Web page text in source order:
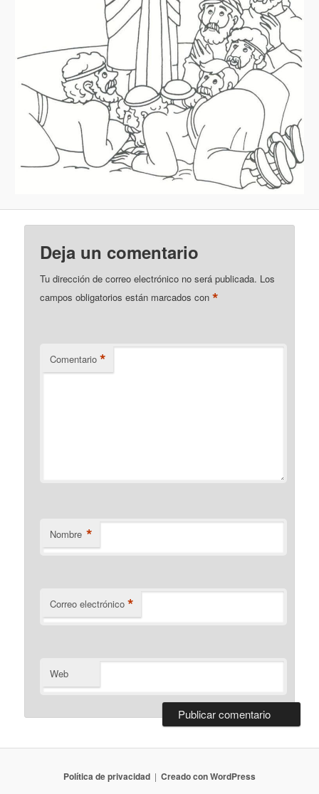
Deja un comentario
Tu dirección de correo electrónico no será publicada. Los
campos obligatorios están marcados con*
Comentario *
Nombre *
Correo electrónico *
Web
Política de privacidad Creado con WordPress